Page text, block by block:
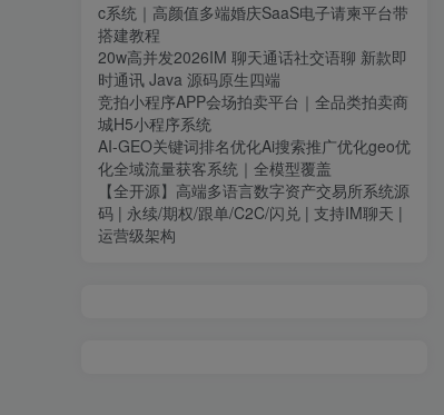
c系统｜高颜值多端婚庆SaaS电子请柬平台带
搭建教程
20w高并发2026IM 聊天通话社交语聊 新款即
时通讯 Java 源码原生四端
竞拍小程序APP会场拍卖平台｜全品类拍卖商
城H5小程序系统
AI-GEO关键词排名优化Ai搜索推广优化geo优
化全域流量获客系统｜全模型覆盖
【全开源】高端多语言数字资产交易所系统源
码 | 永续/期权/跟单/C2C/闪兑 | 支持IM聊天 |
运营级架构